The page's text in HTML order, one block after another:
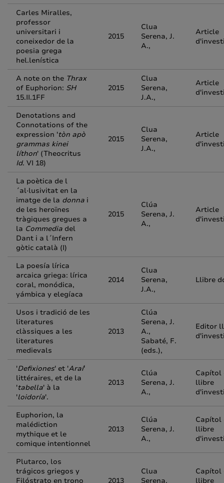
Carles Miralles,
professor
universitari i
coneixedor de la
poesia grega
hel.lenística
2015
Clua
Serena, J.
A.,
Article
A note on the Thrax
of Euphorion: SH
15.II.1FF
2015
Clua
Serena,
J.A.,
Article
Denotations and
Connotations of the
expression 'tòn apò
grammas kinei
líthon' (Theocritus
Id. VI 18)
2015
Clua
Serena,
J.A.,
Article
La poètica de l
´al·lusivitat en la
imatge de la donna i
de les heroïnes
tràgiques gregues a
la Commedia del
Dant i a l´Infern
gòtic català (I)
2015
Clúa
Serena, J.
A.,
Article
La poesía lírica
arcaica griega: lírica
coral, monódica,
yámbica y elegíaca
2014
Clua
Serena,
J.A.,
Llibre
Usos i tradició de les
literatures
clàssiques a les
literatures
medievals
2013
Clúa
Serena, J.
A.,
Sabaté, F.
(eds.),
Editor
'Defixiones' et 'Araí'
littéraires, et de la
'tabella' à la
'loidoría'.
2013
Clúa
Serena, J.
A.,
Capítol
llibre
Euphorion, la
malédiction
mythique et le
comique intentionnel
2013
Clúa
Serena, J.
A.,
Capítol
llibre
Plutarco, los
trágicos griegos y
Filóstrato en trono
2013
Clua
Serena,
Capítol
llibre